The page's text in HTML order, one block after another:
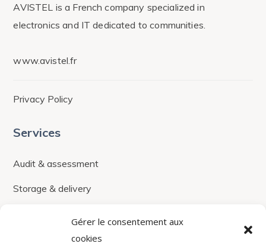
Gérer le consentement aux
cookies
AVISTEL is a French company specialized in
electronics and IT dedicated to communities.
www.avistel.fr
Privacy Policy
Services
Audit & assessment
Storage & delivery